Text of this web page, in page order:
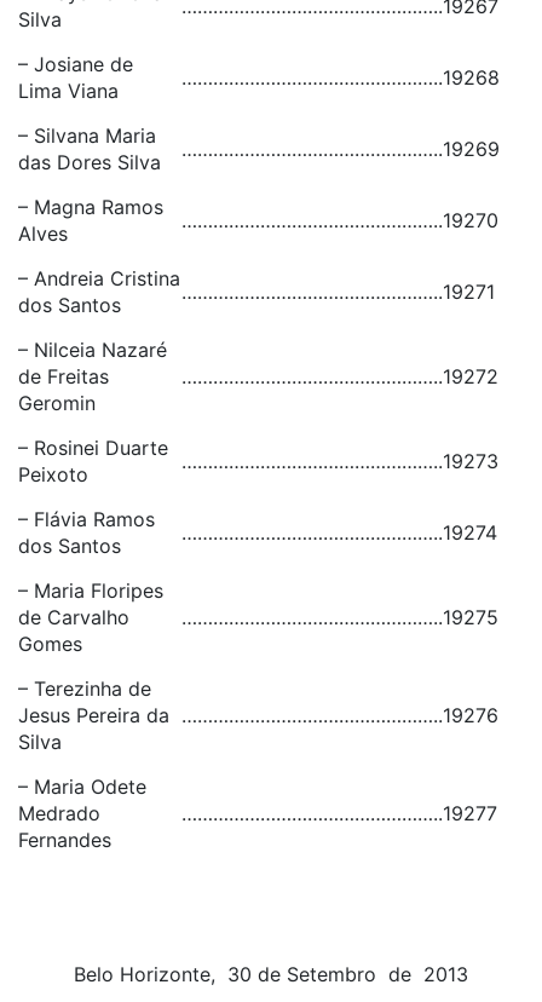
Silva
…………………………………………..19267
– Josiane de
Lima Viana
…………………………………………..19268
– Silvana Maria
das Dores Silva
…………………………………………..19269
– Magna Ramos
Alves
…………………………………………..19270
– Andreia Cristina
dos Santos
…………………………………………..19271
– Nilceia Nazaré
de Freitas
Geromin
…………………………………………..19272
– Rosinei Duarte
Peixoto
…………………………………………..19273
– Flávia Ramos
dos Santos
…………………………………………..19274
– Maria Floripes
de Carvalho
Gomes
…………………………………………..19275
– Terezinha de
Jesus Pereira da
Silva
…………………………………………..19276
– Maria Odete
Medrado
Fernandes
…………………………………………..19277
Belo Horizonte, 30 de Setembro de 2013